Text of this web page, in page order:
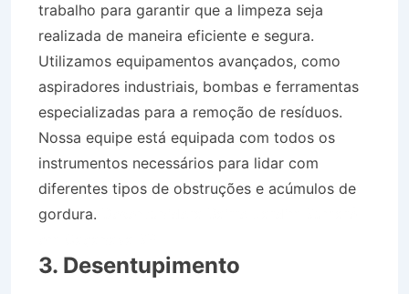
trabalho para garantir que a limpeza seja
realizada de maneira eficiente e segura.
Utilizamos equipamentos avançados, como
aspiradores industriais, bombas e ferramentas
especializadas para a remoção de resíduos.
Nossa equipe está equipada com todos os
instrumentos necessários para lidar com
diferentes tipos de obstruções e acúmulos de
gordura.
3. Desentupimento